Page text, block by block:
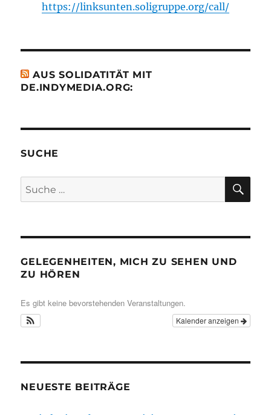
https://linksunten.soligruppe.org/call/
AUS SOLIDATITÄT MIT
DE.INDYMEDIA.ORG:
SUCHE
Suche
nach:
GELEGENHEITEN, MICH ZU SEHEN UND
ZU HÖREN
Es gibt keine bevorstehenden Veranstaltungen.
Kalender anzeigen
NEUESTE BEITRÄGE